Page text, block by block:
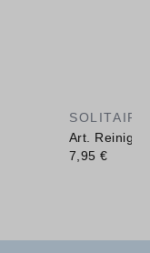
SOLITAIRE
Art.
7,95 €